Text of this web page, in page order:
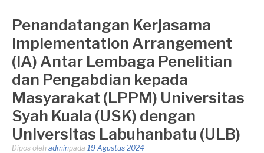
Penandatangan Kerjasama
Implementation Arrangement
(IA) Antar Lembaga Penelitian
dan Pengabdian kepada
Masyarakat (LPPM) Universitas
Syah Kuala (USK) dengan
Universitas Labuhanbatu (ULB)
Dipos oleh adminpada 19 Agustus 2024